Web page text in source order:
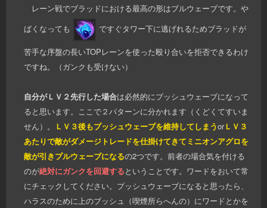
レーン戦でブラッドにおける最高の形はプルウェーブです。や
ばくなっても
ですぐタワー下に逃げれるためブラッドが
苦手な序盤の長いTOPレーンを使った殴り合いを拒否できるわけ
ですね。（ガンクも受けない）
自分がＬＶ２先行した場合は必然的にプッシュウェーブになって
ると思います。ここで２パターンに分かれます（くどくてすいま
せん）。
ＬＶ３後もプッシュウェーブを維持してしまうorＬＶ３
あたりで敵がダメージトレードを仕掛けてきてミニオンアグロを
敵が引きプルウェーブになるの2つです。前者の場合気を付ける
のが絶対にガンクを回避するということです。ワードをおいて常
にチェックしてください。プッシュウェーブになると思ったら、
ハラスのために上のブッシュ（喫煙所らへんの）にワードとかを